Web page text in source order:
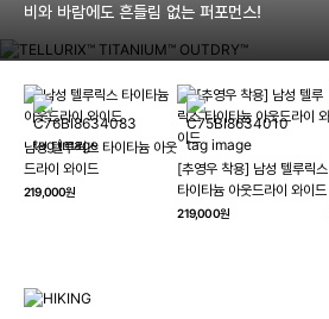
비와 바람에도 흔들림 없는 퍼포먼스!
남성 텔루릭스 타이타늄 아웃
드라이 와이드
219,000원
[추영우 착용] 남성 텔루릭스
타이타늄 아웃드라이 와이드
219,000원
HIKING
컬럼비아와 함께 일상을 벗어나
하이킹, 트레킹 등 아웃도어 활동을 즐겨보세요.